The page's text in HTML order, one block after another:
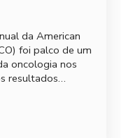
da American
foi palco de um
oncologia nos
resultados…